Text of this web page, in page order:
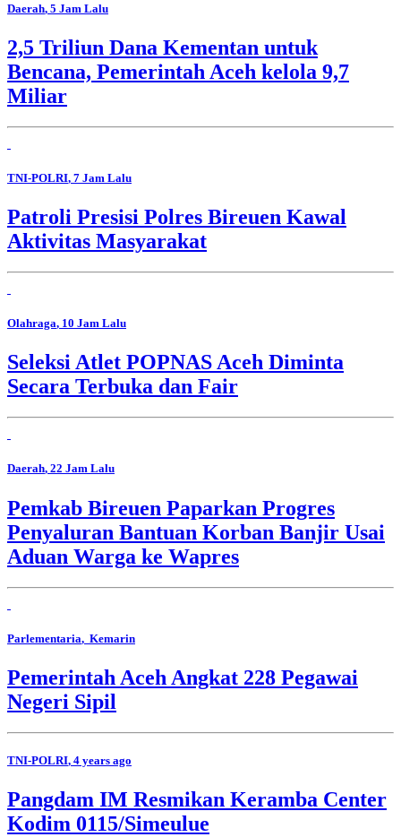
Daerah, 5 Jam Lalu
2,5 Triliun Dana Kementan untuk
Bencana, Pemerintah Aceh kelola 9,7
Miliar
TNI-POLRI, 7 Jam Lalu
Patroli Presisi Polres Bireuen Kawal
Aktivitas Masyarakat
Olahraga, 10 Jam Lalu
Seleksi Atlet POPNAS Aceh Diminta
Secara Terbuka dan Fair
Daerah, 22 Jam Lalu
Pemkab Bireuen Paparkan Progres
Penyaluran Bantuan Korban Banjir Usai
Aduan Warga ke Wapres
Parlementaria, Kemarin
Pemerintah Aceh Angkat 228 Pegawai
Negeri Sipil
TNI-POLRI, 4 years ago
Pangdam IM Resmikan Keramba Center
Kodim 0115/Simeulue